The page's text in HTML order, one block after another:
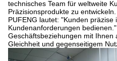
technisches Team für weltweite
Präzisionsprodukte zu
PUFENG lautet: "Kunden
Kundenanforderungen bedienen."
Geschäftsbeziehungen mit Ihnen
Gleichheit und gegenseitigem